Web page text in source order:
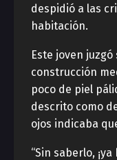
despidió a las
habitación.
Este joven
construcción
poco de piel
descrito como
ojos indicaba
“Sin saberlo,